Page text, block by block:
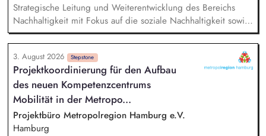
Strategische Leitung und Weiterentwicklung des Bereichs
Nachhaltigkeit mit Fokus auf die soziale Nachhaltigkeit sowie
Verantwortung für die Erreichung der Nachhaltigkeitsziele in
Zusammenarbeit mit der Geschäftsführung und anderen
Bereichen. Disziplinarische und fachliche Führung sowie
Entwicklung der Mitarbeiter*innen im Bereich Nachhaltigkeit.
Pflege und Weiterentwicklung des Netzwerks an
Kooperationspartner*innen sowie strategische Entwicklung
nachhaltigkeitsbezogener Partnerschaften.
3. August 2026 Stepstone
Projektkoordinierung für den Aufbau
des neuen Kompetenzcentrums
Mobilität in der Metropo...
Projektbüro Metropolregion Hamburg e.V.
Hamburg